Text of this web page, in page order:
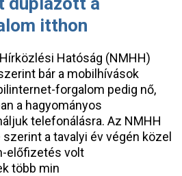
itthon
Hatóság (NMHH)
bár a mobilhívások
forgalom pedig nő,
a hagyományos
telefonálásra. Az NMHH
a tavalyi év végén közel
előfizetés volt
több min